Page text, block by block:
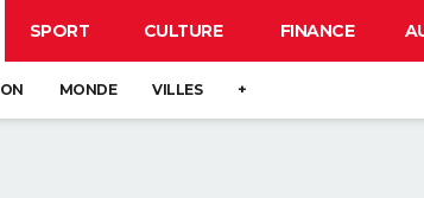
SPORT CULTURE FINANCE
MONDE VILLES +